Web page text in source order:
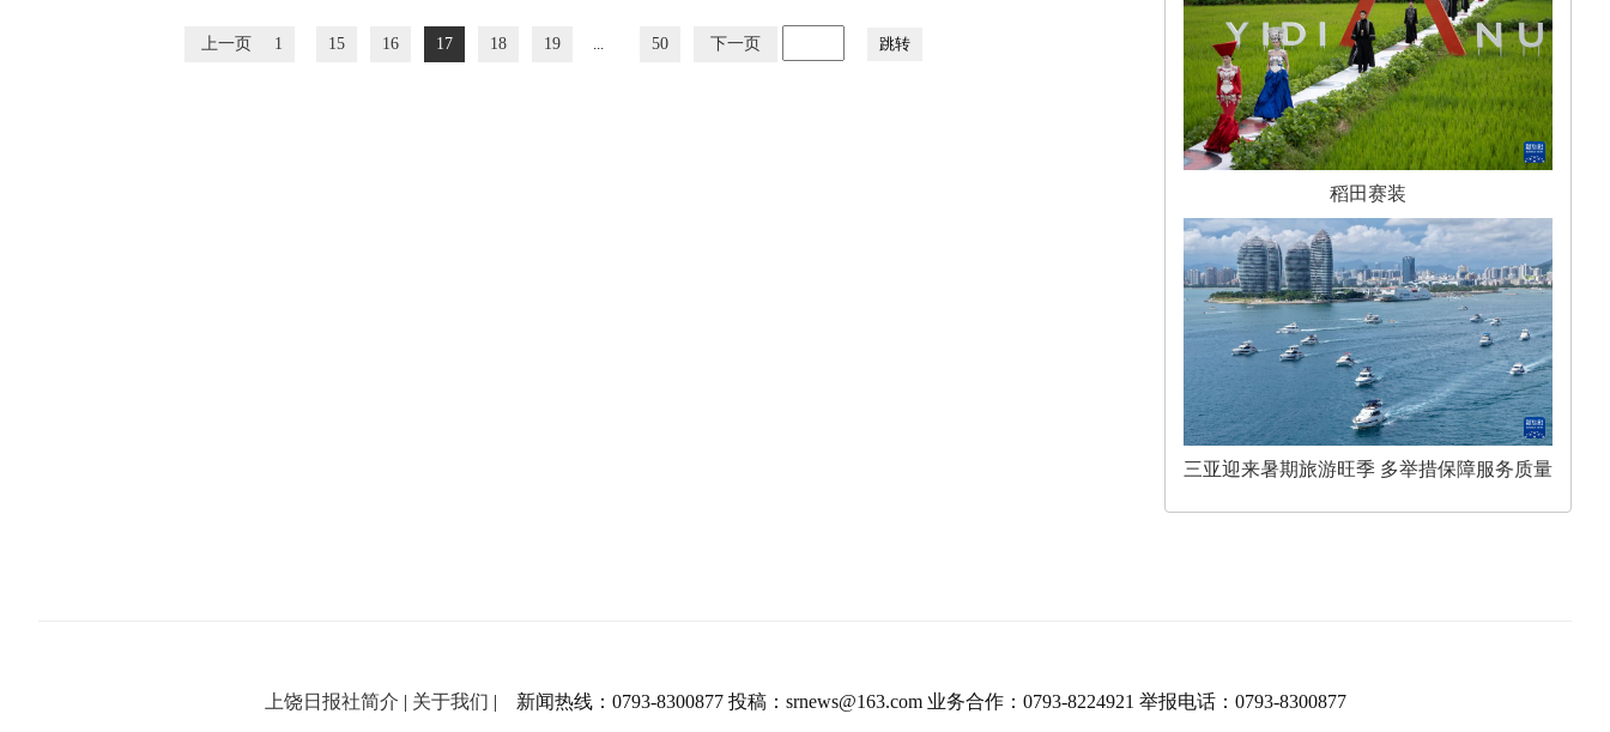
上一页 1 15 16 17 18 19 50 下一页 跳转
稻田赛装
三亚迎来暑期旅游旺季 多举措保障服务质量
上饶日报社简介 | 关于我们 | 新闻热线：0793-8300877 投稿：srnews@163.com 业务合作：0793-8224921 举报电话：0793-8300877